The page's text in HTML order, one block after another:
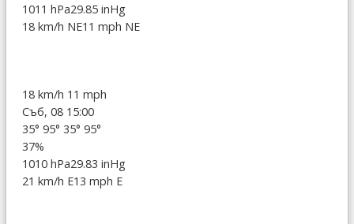
1011 hPa29.85 inHg
18 km/h NE11 mph NE
18 km/h 11 mph
Съб, 08 15:00
35° 95° 35° 95°
37%
1010 hPa29.83 inHg
21 km/h E13 mph E